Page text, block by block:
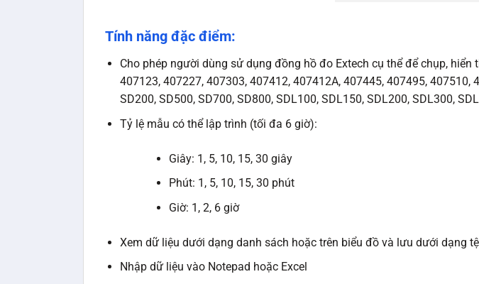
Tính năng đặc điểm:
Cho phép người dùng sử dụng đồng hồ đo Extech cụ thể để chụp,
407123, 407227, 407303, 407412, 407412A, 407445, 407495,
SD200, SD500, SD700, SD800, SDL100, SDL150, SDL200, SDL300,
Tỷ lệ mẫu có thể lập trình (tối đa 6 giờ):
Giây: 1, 5, 10, 15, 30 giây
Phút: 1, 5, 10, 15, 30 phút
Giờ: 1, 2, 6 giờ
Xem dữ liệu dưới dạng danh sách hoặc trên biểu đồ và lưu dưới dạng
Nhập dữ liệu vào Notepad hoặc Excel